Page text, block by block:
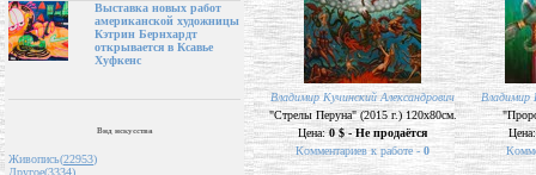
Выставка новых работ
американской художницы
Кэтрин Бернхардт
открывается в Ксавье
Хуфкенс
Вид искусства
Живопись(22953)
Владимир Кучинский Александрович
"Стрелы Перуна" (2015 г.) 120х80см.
Цена:0 $ - Не продаётся
Комментариев к работе -0
Владимир